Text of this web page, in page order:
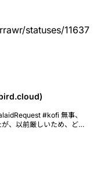
statuses/11637
#kofi 無事、
、以前厳しいため、どな
月中に